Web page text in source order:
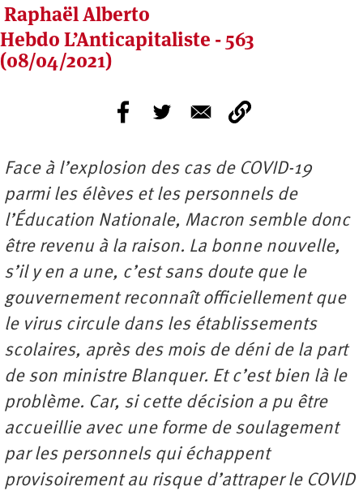
Raphaël Alberto
Hebdo L’Anticapitaliste - 563
(08/04/2021)
Face à l’explosion des cas de COVID-19
parmi les élèves et les personnels de
l’Éducation Nationale, Macron semble donc
être revenu à la raison. La bonne nouvelle,
s’il y en a une, c’est sans doute que le
gouvernement reconnaît officiellement que
le virus circule dans les établissements
scolaires, après des mois de déni de la part
de son ministre Blanquer. Et c’est bien là le
problème. Car, si cette décision a pu être
accueillie avec une forme de soulagement
par les personnels qui échappent
provisoirement au risque d’attraper le COVID